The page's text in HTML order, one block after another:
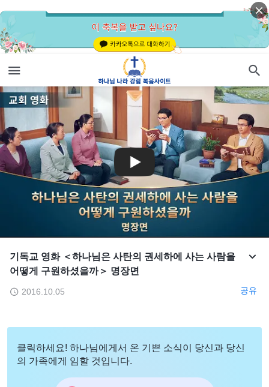
기독교 영화 ＜하나님은 사탄의 권세하에 사는 사람을
어떻게 구원하셨을까＞ 명장면
2016.10.05 공유
클릭하세요! 하나님에게서 온 기쁜 소식이 당신과 당신
의 가족에게 임할 것입니다.